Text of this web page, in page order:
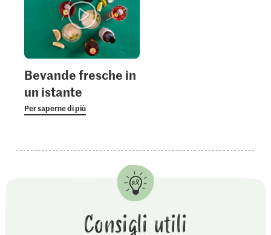
Bevande fresche in
un istante
Per saperne di più
Consigli utili